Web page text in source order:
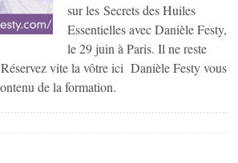
sur les Secrets des Huiles
Essentielles avec Danièle Festy,
le 29 juin à Paris. Il ne reste
vite la vôtre ici Danièle Festy vous
de la formation.